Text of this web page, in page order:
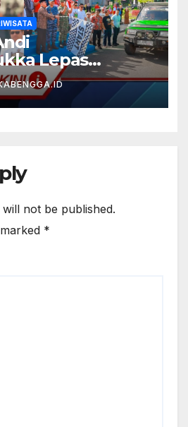
Lepas
Tiga
Perkuat Promosi
Kolaka,
not be published.
*